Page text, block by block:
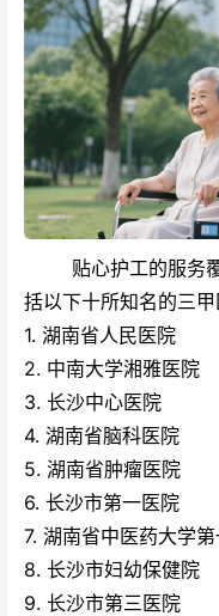
贴心护工的服务覆
括以下十所知名的三甲
1. 湖南省人民医院
2. 中南大学湘雅医院
3. 长沙中心医院
4. 湖南省脑科医院
5. 湖南省肿瘤医院
6. 长沙市第一医院
7. 湖南省中医药大学
8. 长沙市妇幼保健院
9. 长沙市第三医院